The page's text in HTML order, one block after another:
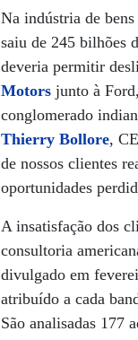
Na indústria de
saiu de 245 bilhões
deveria permitir
Motors junto à
conglomerado
Thierry Bollore,
de nossos clientes
oportunidades
A insatisfação dos
consultoria
divulgado em
atribuído a cada
São analisadas 177